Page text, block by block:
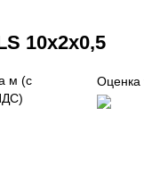
10х2х0,5
м (с
Оценка